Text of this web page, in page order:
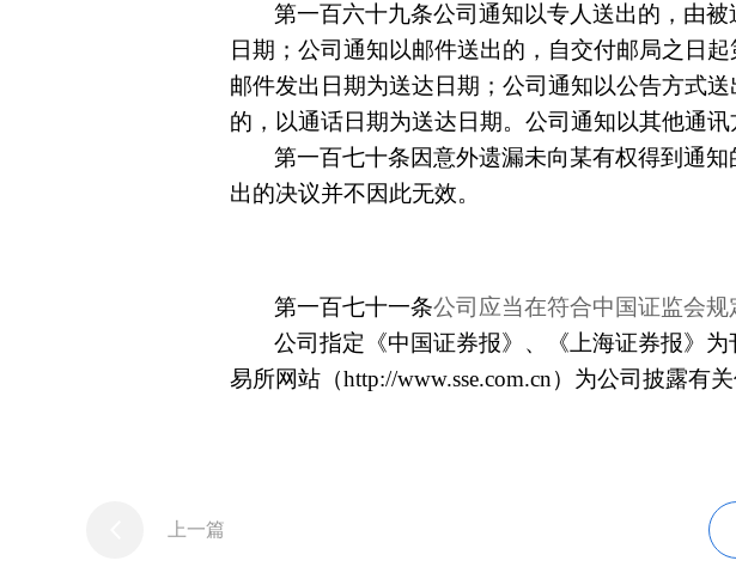
第一百六十九条公司通知以专人送出的，由
日期；公司通知以邮件送出的，自交付邮局之日
邮件发出日期为送达日期；公司通知以公告方式
的，以通话日期为送达日期。公司通知以其他通
第一百七十条因意外遗漏未向某有权得到通
出的决议并不因此无效。
第一百七十一条公司应当在符合中国证监会规
公司指定《中国证券报》、《上海证券报》
易所网站（http://www.sse.com.cn）为公司披露有关
上一篇